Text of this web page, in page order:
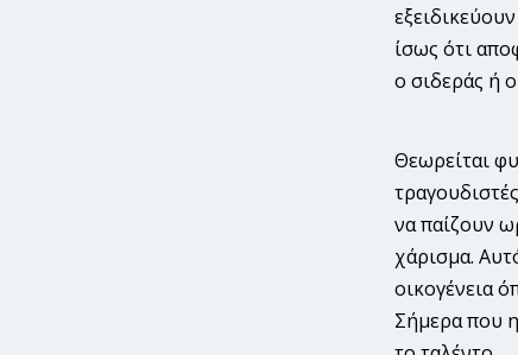
ίσως ότι
ο σιδεράς ή
Θεωρείται
να παίζουν
χάρισμα.
οικογένεια
Σήμερα που